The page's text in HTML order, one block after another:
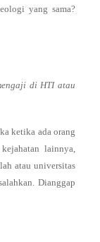
yang sama?
di HTI atau
ketika ada orang
lainnya,
atau universitas
Dianggap